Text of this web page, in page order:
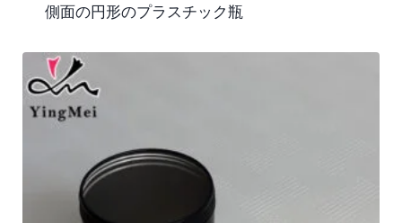
側面の円形のプラスチック瓶